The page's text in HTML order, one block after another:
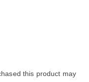
this product may